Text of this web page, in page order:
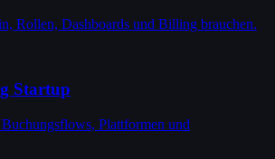
Rollen, Dashboards und Billing brauchen.
Startup
Plattformen und